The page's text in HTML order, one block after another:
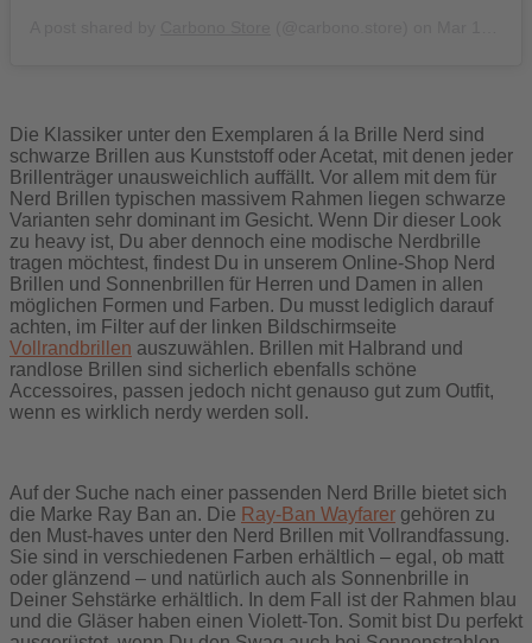
Die Klassiker unter den Exemplaren á la Brille Nerd sind
schwarze Brillen aus Kunststoff oder Acetat, mit denen jeder
Brillenträger unausweichlich auffällt. Vor allem mit dem für
Nerd Brillen typischen massivem Rahmen liegen schwarze
Varianten sehr dominant im Gesicht. Wenn Dir dieser Look
zu heavy ist, Du aber dennoch eine modische Nerdbrille
tragen möchtest, findest Du in unserem Online-Shop Nerd
Brillen und Sonnenbrillen für Herren und Damen in allen
möglichen Formen und Farben. Du musst lediglich darauf
achten, im Filter auf der linken Bildschirmseite
Vollrandbrillen auszuwählen. Brillen mit Halbrand und
randlose Brillen sind sicherlich ebenfalls schöne
Accessoires, passen jedoch nicht genauso gut zum Outfit,
wenn es wirklich nerdy werden soll.
Auf der Suche nach einer passenden Nerd Brille bietet sich
die Marke Ray Ban an. Die Ray-Ban Wayfarer gehören zu
den Must-haves unter den Nerd Brillen mit Vollrandfassung.
Sie sind in verschiedenen Farben erhältlich – egal, ob matt
oder glänzend – und natürlich auch als Sonnenbrille in
Deiner Sehstärke erhältlich. In dem Fall ist der Rahmen blau
und die Gläser haben einen Violett-Ton. Somit bist Du perfekt